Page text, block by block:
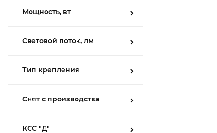
Мощность, вт
Световой поток, лм
Тип крепления
Снят с производства
КСС "Д"